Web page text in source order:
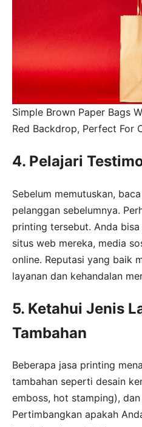
Simple Brown Paper Bags
Red Backdrop, Perfect For
4. Pelajari
Sebelum memutuskan,
pelanggan sebelumnya.
printing tersebut. Anda
situs web mereka, media
online. Reputasi yang baik
layanan dan kehandalan
5. Ketahui Jenis
Tambahan
Beberapa jasa printing
tambahan seperti desain
emboss, hot stamping),
Pertimbangkan apakah